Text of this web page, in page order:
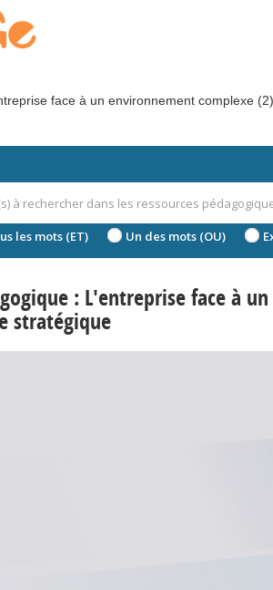
face à un environnement complexe
les mots (ET) Un des mots (OU)
: L'entreprise face à
stratégique